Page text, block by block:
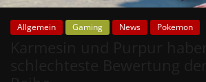
Allgemein Gaming News Pokemon